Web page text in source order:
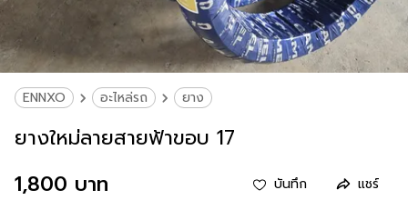
ENNXO อะไหล่รถ ยาง
ยางใหม่ลายสายฟ้าขอบ 17
1,800 บาท
บันทึก แชร์